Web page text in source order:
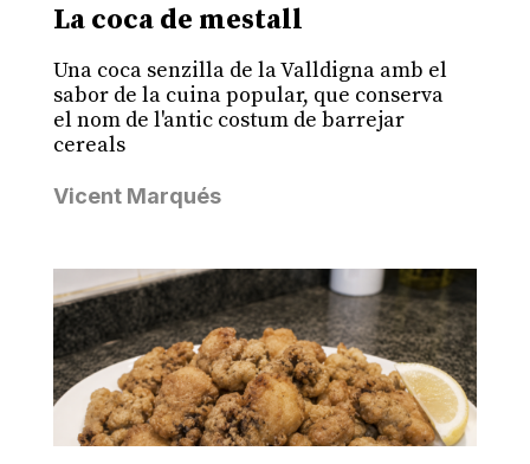
La coca de mestall
Una coca senzilla de la Valldigna amb el
sabor de la cuina popular, que conserva
el nom de l'antic costum de barrejar
cereals
Vicent Marqués